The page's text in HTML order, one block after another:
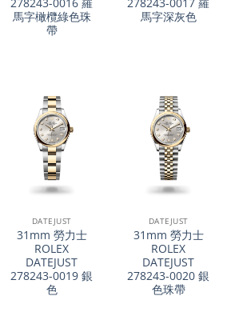
馬字橄欖綠色珠
帶
馬字深灰色
DATEJUST
31mm 勞力士
ROLEX
DATEJUST
278243-0019 銀
色
DATEJUST
31mm 勞力士
ROLEX
DATEJUST
278243-0020 銀
色珠帶